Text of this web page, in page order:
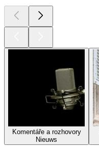
Komentáře a rozhovory
Nieuws